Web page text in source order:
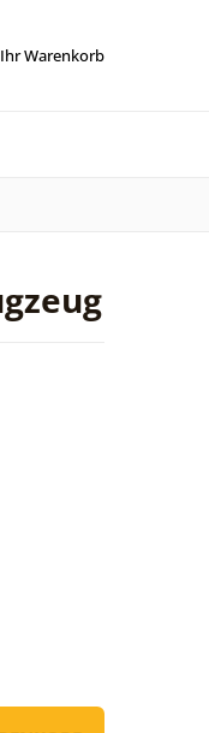
Ihr Warenkorb